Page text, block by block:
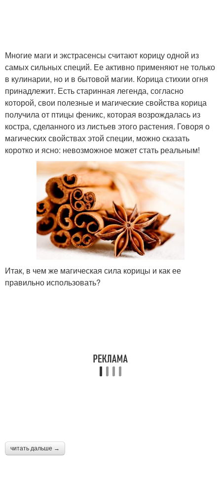
Многие маги и экстрасенсы считают корицу одной из
самых сильных специй. Ее активно применяют не только
в кулинарии, но и в бытовой магии. Корица стихии огня
принадлежит. Есть старинная легенда, согласно
которой, свои полезные и магические свойства корица
получила от птицы феникс, которая возрождалась из
костра, сделанного из листьев этого растения. Говоря о
магических свойствах этой специи, можно сказать
коротко и ясно: невозможное может стать реальным!
Итак, в чем же магическая сила корицы и как ее
правильно использовать?
читать дальше →